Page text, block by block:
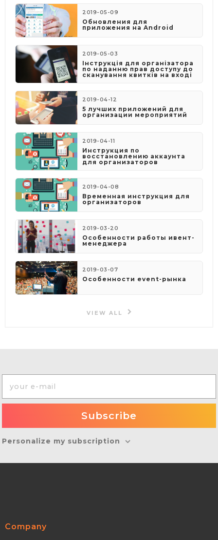
2019-05-09
​Обновления для
приложения на Android
2019-05-03
​Інструкція для організатора
по наданню прав доступу до
сканування квитків на вході
2019-04-12
5 лучших приложений для
организации мероприятий
2019-04-11
Инструкция по
восстановлению аккаунта
для организаторов
2019-04-08
​Временная инструкция для
организаторов
2019-03-20
Особенности работы ивент-
менеджера
2019-03-07
Особенности event-рынка
VIEW ALL
Personalize my subscription
Company